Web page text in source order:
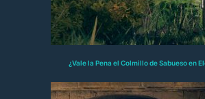
¿Vale la Pena el Colmillo de Sabueso en